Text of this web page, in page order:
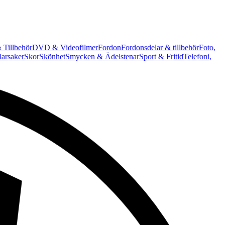
TillbehörDVD & VideofilmerFordonFordonsdelar & tillbehörFoto,
SkorSkönhetSmycken & ÄdelstenarSport & FritidTelefoni,